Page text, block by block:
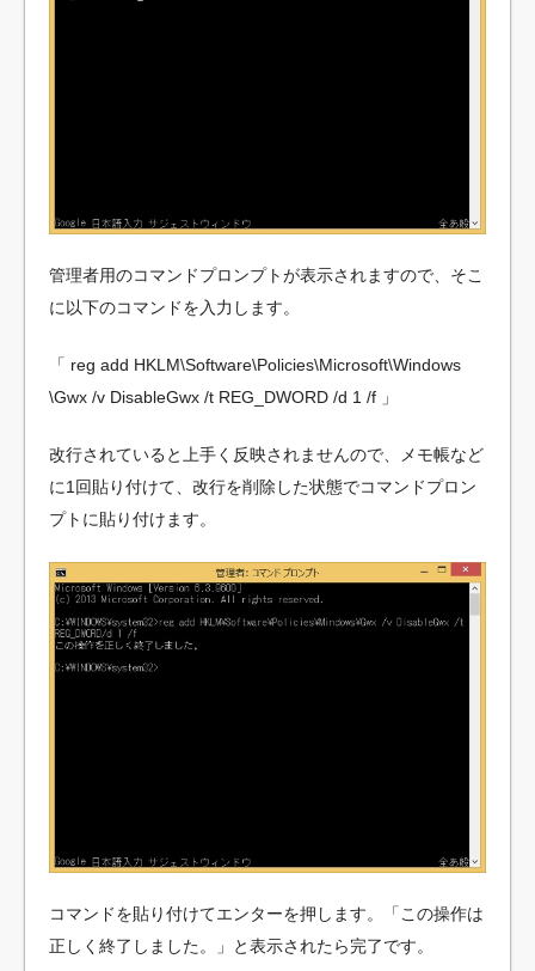
管理者用のコマンドプロンプトが表示されますので、そこ
に以下のコマンドを入力します。
「 reg add HKLM\Software\Policies\Microsoft\Windows
\Gwx /v DisableGwx /t REG_DWORD /d 1 /f 」
改行されていると上手く反映されませんので、メモ帳など
に1回貼り付けて、改行を削除した状態でコマンドプロン
プトに貼り付けます。
コマンドを貼り付けてエンターを押します。「この操作は
正しく終了しました。」と表示されたら完了です。